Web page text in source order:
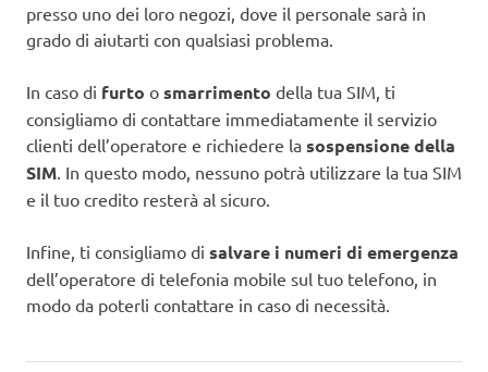
presso uno dei loro negozi, dove il personale sarà in
grado di aiutarti con qualsiasi problema.
In caso di furto o smarrimento della tua SIM, ti
consigliamo di contattare immediatamente il servizio
clienti dell’operatore e richiedere la sospensione della
SIM. In questo modo, nessuno potrà utilizzare la tua SIM
e il tuo credito resterà al sicuro.
Infine, ti consigliamo di salvare i numeri di emergenza
dell’operatore di telefonia mobile sul tuo telefono, in
modo da poterli contattare in caso di necessità.